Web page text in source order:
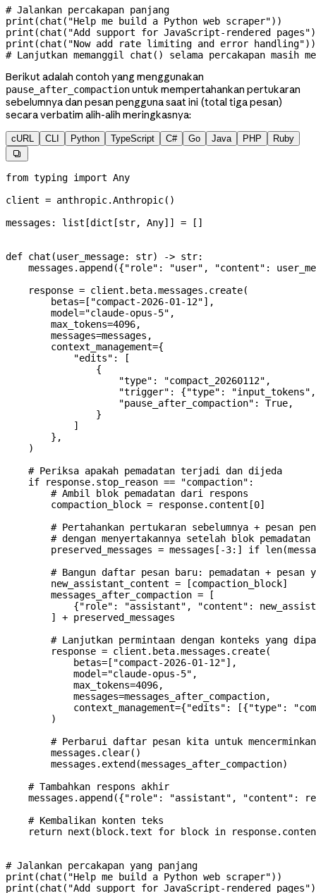
# Jalankan percakapan panjang
print (chat( "Help me build a Python web scraper"))
print (chat( "Add support for JavaScript-rendered pages"
print (chat( "Now add rate limiting and error handling"))
# Lanjutkan memanggil chat() selama percakapan masih
Berikut adalah contoh yang menggunakan
pause_after_compactionuntuk mempertahankan pertukaran
sebelumnya dan pesan pengguna saat ini (total tiga pesan)
secara verbatim alih-alih meringkasnya:
cURL CLI Python TypeScript C# Go Java PHP Ruby

from typing import Any
client = anthropic.Anthropic()
messages: list[dict[str, Any]] = []
def chat (user_message: str) -> str:
    messages.append({
"role" : "user" , "content" :
    response
= client.beta.messages.create(
        betas
= [ "compact-2026-01-12"],
        model
="claude-opus-5" ,
        max_tokens
=4096,
        messages
=messages,
        context_management
={
            "edits"
: [
                {
                    "type"
: "compact_20260112" ,
                    "trigger"
: {"type" : "input_tokens"
                    "pause_after_compaction"
: True,
                }
            ]
        },
    )
    # Periksa apakah pemadatan terjadi dan dijeda
    if
response.stop_reason == "compaction" :
        # Ambil blok pemadatan dari respons
        compaction_block
= response.content[0]
# Pertahankan pertukaran sebelumnya + pesan
        # dengan menyertakannya setelah blok pemadatan
        preserved_messages
= messages[ -3:] if len
# Bangun daftar pesan baru: pemadatan + pesan
        new_assistant_content
= [compaction_block]
        messages_after_compaction
= [
            {
"role" : "assistant" , "content" :
        ]
+ preserved_messages
# Lanjutkan permintaan dengan konteks yang
        response
= client.beta.messages.create(
            betas
= [ "compact-2026-01-12"],
            model
="claude-opus-5" ,
            max_tokens
=4096,
            messages
=messages_after_compaction,
            context_management
={"edits" : [{"type" :
        )
# Perbarui daftar pesan kita untuk
        messages.clear()
        messages.extend(messages_after_compaction)
    # Tambahkan respons akhir
    messages.append({
"role" : "assistant" , "content" :
    # Kembalikan konten teks
    return
next (block.text for block in
# Jalankan percakapan yang panjang
print (chat( "Help me build a Python web scraper"))
print (chat( "Add support for JavaScript-rendered pages"